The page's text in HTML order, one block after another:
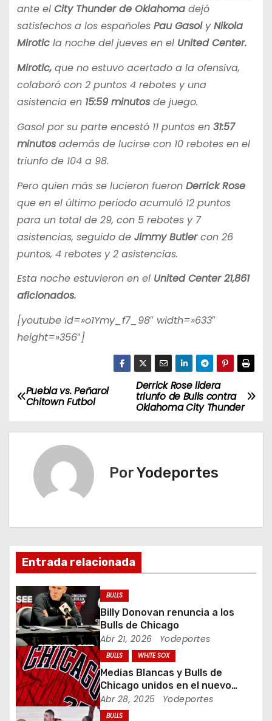
ante el City Thunder de Oklahomadejó
satisfechos a los españoles Pau GasolyNikola
Miroticla noche del jueves en el United Center.
Mirotic, que no estuvo acertado a la ofensiva,
colaboró con 2 puntos 4 rebotes y una
asistencia en 15:59 minutosde juego.
Gasol por su parte encestó 11 puntos en 31:57
minutosademás de lucirse con 10 rebotes en el
triunfo de 104 a 98.
Pero quien más se lucieron fueron Derrick Rose
que en el último periodo acumuló 12 puntos
para un total de 29, con 5 rebotes y 7
asistencias, seguido de Jimmy Butlercon 26
puntos, 4 rebotes y 2 asistencias.
Esta noche estuvieron en el United Center 21,861
aficionados.
[youtube id=»o1Ymy_f7_98″ width=»633″
height=»356″]
N
c
i
ó
n
d
e
e
Derrick Rose lidera
triunfo de Bulls contra
Oklahoma City Thunder
Puebla vs. Peñarol
Chitown Futbol
PorYodeportes
Entrada relacionada
BULLS
Billy Donovan renuncia a los
Bulls de Chicago
Abr 21, 2026 Yodeportes
BULLS WHITE SOX
Medias Blancas y Bulls de
Chicago unidos en el nuevo
uniforme City Connect
Abr 28, 2025 Yodeportes
BULLS